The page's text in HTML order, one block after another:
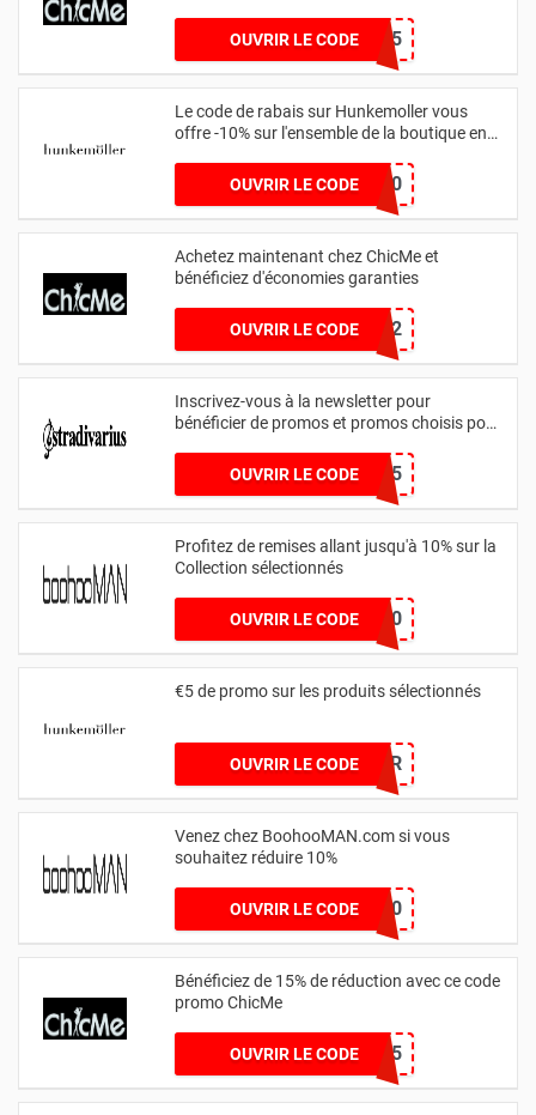
OUVRIR LE CODEYJY15
Le code de rabais sur Hunkemoller vous
offre -10% sur l'ensemble de la boutique en
OUVRIR LE CODE
NEWAPP10
Achetez maintenant chez ChicMe et
bénéficiez d'économies garanties
OUVRIR LE CODECHIC12
Inscrivez-vous à la newsletter pour
bénéficier de promos et promos choisis pour
OUVRIR LE CODE
139341OTK5
Profitez de remises allant jusqu'à 10% sur la
Collection sélectionnés
OUVRIR LE CODETIKTOK10
€5 de promo sur les produits sélectionnés
OUVRIR LE CODE
SORRY5EUR
Venez chez BoohooMAN.com si vous
souhaitez réduire 10%
OUVRIR LE CODEMAN10
Bénéficiez de 15% de réduction avec ce code
promo ChicMe
OUVRIR LE CODEZQ15